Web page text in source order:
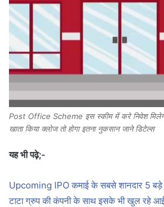
Post Office Scheme इस स्कीम में करे निवेश
खाता किया क्लोज तो होगा इतना नुकसान जाने डिटेल्स
यह भी पढ़े;-
Upcoming IPO कमाई के सबसे शानदार 5 बड़े
टाटा ग्रुप की कंपनी के साथ इसके भी खुल रहे